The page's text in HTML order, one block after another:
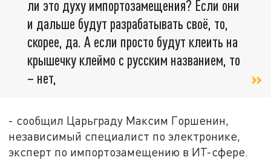
ли это духу импортозамещения? Если они
и дальше будут разрабатывать своё, то,
скорее, да. А если просто будут клеить на
крышечку клеймо с русским названием, то
– нет,
- сообщил Царьграду Максим Горшенин,
независимый специалист по электронике,
эксперт по импортозамещению в ИТ-сфере.